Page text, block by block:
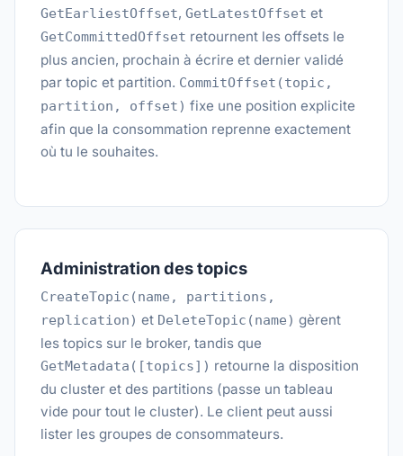
GetEarliestOffset, GetLatestOffset et
GetCommittedOffset retournent les offsets le
plus ancien, prochain à écrire et dernier validé
par topic et partition. CommitOffset(topic,
partition, offset) fixe une position explicite
afin que la consommation reprenne exactement
où tu le souhaites.
Administration des topics
CreateTopic(name, partitions,
replication) et DeleteTopic(name) gèrent
les topics sur le broker, tandis que
GetMetadata([topics]) retourne la disposition
du cluster et des partitions (passe un tableau
vide pour tout le cluster). Le client peut aussi
lister les groupes de consommateurs.